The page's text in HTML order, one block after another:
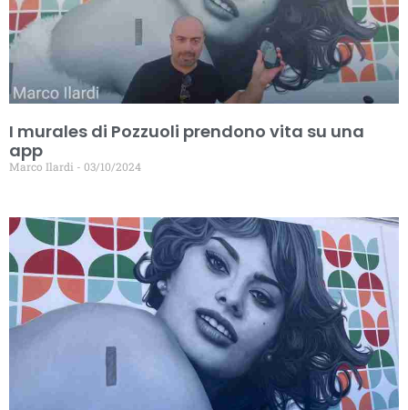
I murales di Pozzuoli prendono vita su una
app
Marco Ilardi 03/10/2024